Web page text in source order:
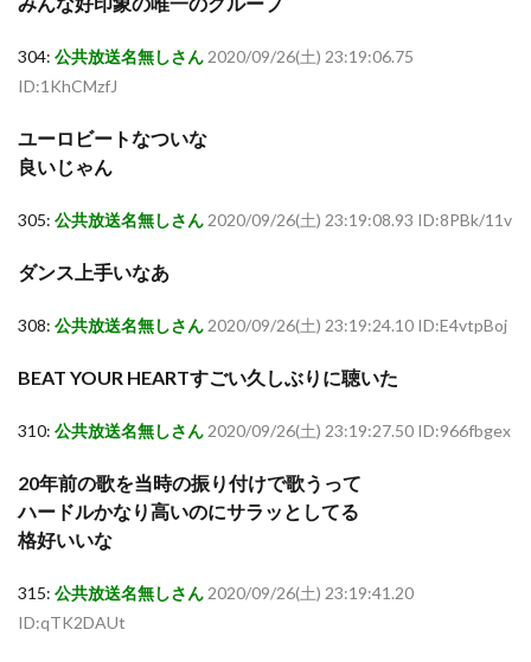
304: 公共放送名無しさん2020/09/26(土) 23:19:06.75
ID:1KhCMzfJ
ユーロビートなついな
良いじゃん
305: 公共放送名無しさん2020/09/26(土) 23:19:08.93 ID:8PBk/11v
ダンス上手いなあ
308: 公共放送名無しさん2020/09/26(土) 23:19:24.10 ID:E4vtpBoj
BEAT YOUR HEARTすごい久しぶりに聴いた
310: 公共放送名無しさん2020/09/26(土) 23:19:27.50 ID:966fbgex
20年前の歌を当時の振り付けで歌うって
ハードルかなり高いのにサラッとしてる
格好いいな
315: 公共放送名無しさん2020/09/26(土) 23:19:41.20
ID:qTK2DAUt